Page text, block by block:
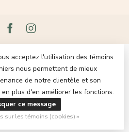
du Lin- Powered by
byDyvelopment
acceptez l'utilisation des témoins
nous permettent de mieux
de notre clientèle et son
plus d'en améliorer les fonctions.
ce message
sur les témoins (cookies) »